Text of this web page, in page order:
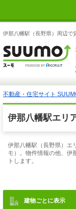
伊那八幡駅（長野県）周辺で
不動産・住宅サイト
伊那八幡駅エリ
伊那八幡駅（長野県）エ
モ）。物件情報の他、伊
トします。
建物ごとに表示